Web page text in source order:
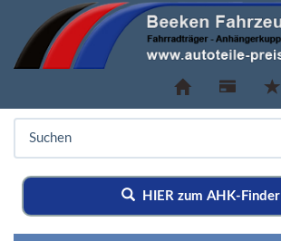
HIER zum AHK-Finder